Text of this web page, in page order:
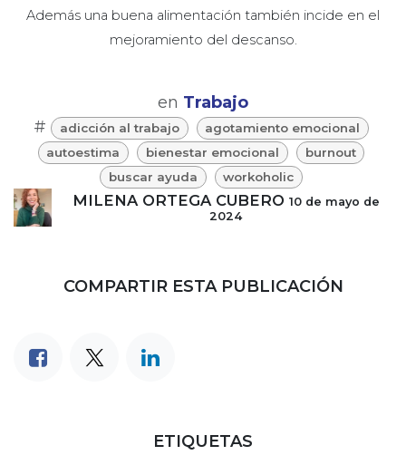
Además una buena alimentación también incide en el
mejoramiento del descanso.
en Trabajo
#
adicción al trabajo
agotamiento emocional
autoestima
bienestar emocional
burnout
buscar ayuda
workoholic
MILENA ORTEGA CUBERO 10 de mayo de
2024
COMPARTIR ESTA PUBLICACIÓN
ETIQUETAS